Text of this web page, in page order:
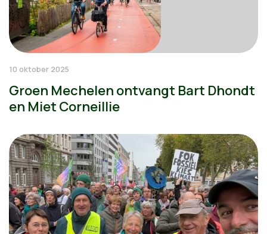
10 oktober 2025
Groen Mechelen ontvangt Bart Dhondt
en Miet Corneillie